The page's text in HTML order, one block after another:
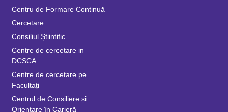
Centru de Formare Continuă
Cercetare
Consiliul Știintific
Centre de cercetare in
DCSCA
Centre de cercetare pe
Facultați
Centrul de Consiliere și
Orientare în Carieră